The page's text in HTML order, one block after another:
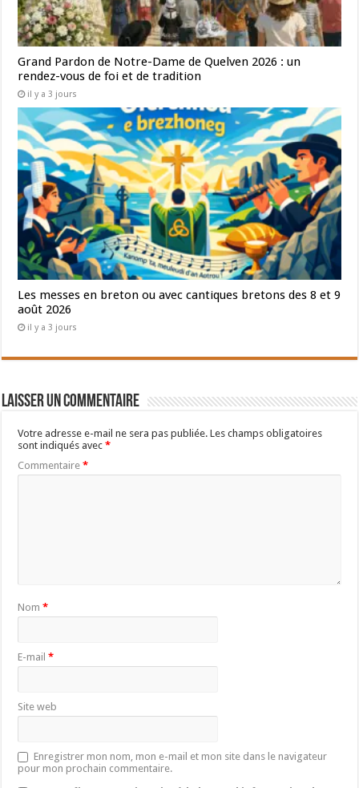
Grand Pardon de Notre-Dame de Quelven 2026 : un
rendez-vous de foi et de tradition
il y a 3 jours
Les messes en breton ou avec cantiques bretons des 8 et 9
août 2026
il y a 3 jours
Laisser un commentaire
Votre adresse e-mail ne sera pas publiée. Les champs obligatoires
sont indiqués avec*
Commentaire*
Nom*
E-mail*
Site web
Enregistrer mon nom, mon e-mail et mon site dans le navigateur
pour mon prochain commentaire.